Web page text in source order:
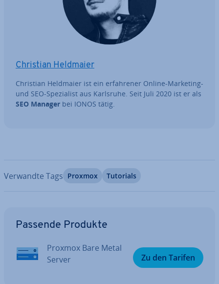
Christian Heldmaier
Christian Heldmaier ist ein er­fah­re­ner Online-Marketing-
und SEO-Spe­zia­list aus Karlsruhe. Seit Juli 2020 ist er als
SEO Manager bei IONOS tätig.
Verwandte Tags Proxmox Tutorials
Passende Produkte
Proxmox Bare Metal
Server
Zu den Tarifen